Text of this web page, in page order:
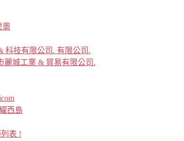
奧
科技有限公司. 有限公司.
麗城工業 & 貿易有限公司.
西島
列表 !